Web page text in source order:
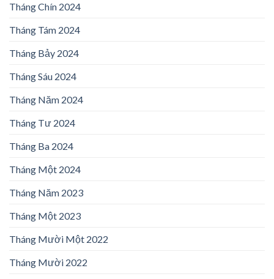
Tháng Chín 2024
Tháng Tám 2024
Tháng Bảy 2024
Tháng Sáu 2024
Tháng Năm 2024
Tháng Tư 2024
Tháng Ba 2024
Tháng Một 2024
Tháng Năm 2023
Tháng Một 2023
Tháng Mười Một 2022
Tháng Mười 2022